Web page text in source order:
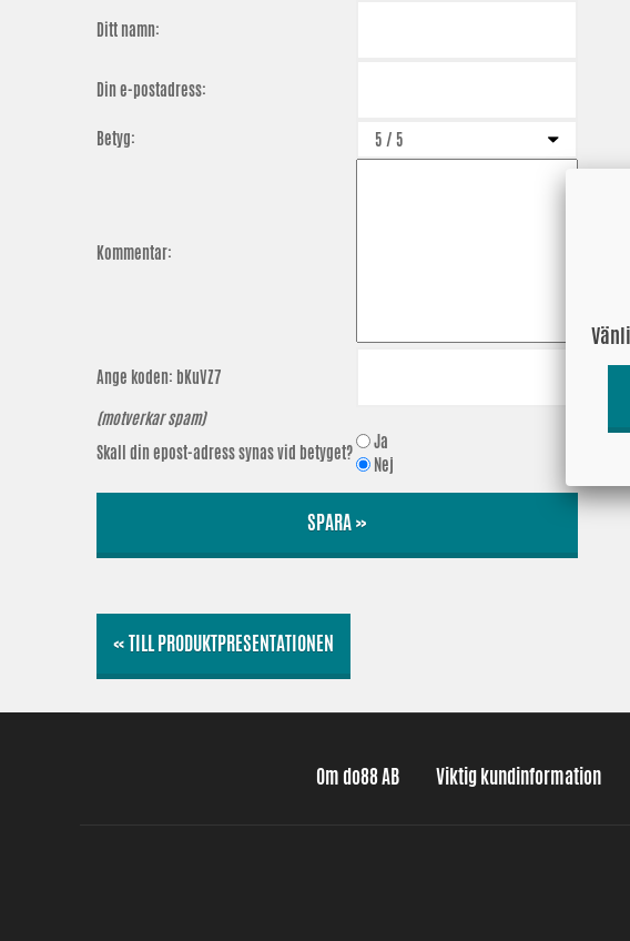
Ditt namn:
Din e-postadress:
Betyg:
Kommentar:
Ange koden: bKuVZ7
(motverkar spam)
Skall din epost-adress synas vid betyget?
Ja
Nej
SPARA »
« TILL PRODUKTPRESENTATIONEN
Om do88 AB Viktig kundinformation